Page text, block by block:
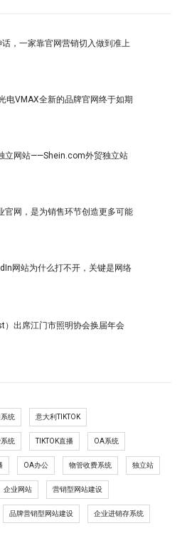
，一家靠官网营销切入做到准上
电VMAX全新的品牌官网终于如期
立网站——Shein.com外贸独立站
官网，是为销售环节创造更多可能
网站为什么打不开，关键是网络
）出席江门市照明协会换届年会
统 意大利TIKTOK
统 TIKTOK直播 OA系统
OA办公 物管收费系统 独立站
企业网站 营销型网站建设
品牌营销型网站建设 企业进销存系统